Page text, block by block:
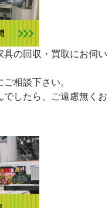
の回収・買取にお伺い
相談下さい。
したら、ご遠慮無くお